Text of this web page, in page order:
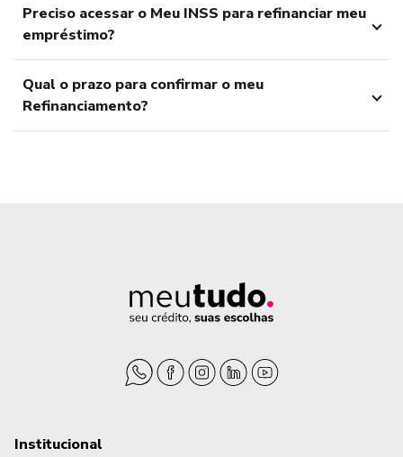
Preciso acessar o Meu INSS para refinanciar meu
empréstimo?
Qual o prazo para confirmar o meu
Refinanciamento?
Institucional